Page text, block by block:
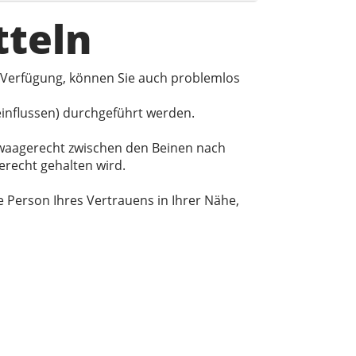
können Sie auch problemlos
durchgeführt werden.
zwischen den Beinen nach
gehalten wird.
Person Ihres Vertrauens in Ihrer Nähe,